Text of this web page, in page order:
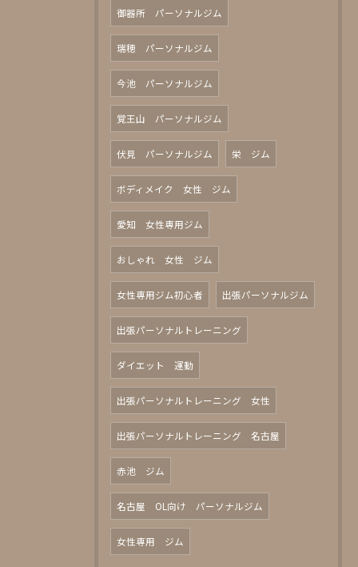
御器所 パーソナルジム
瑞穂 パーソナルジム
今池 パーソナルジム
覚王山 パーソナルジム
伏見 パーソナルジム 栄 ジム
ボディメイク 女性 ジム
愛知 女性専用ジム
おしゃれ 女性 ジム
女性専用ジム初心者 出張パーソナルジム
出張パーソナルトレーニング
ダイエット 運動
出張パーソナルトレーニング 女性
出張パーソナルトレーニング 名古屋
赤池 ジム
名古屋 OL向け パーソナルジム
女性専用 ジム